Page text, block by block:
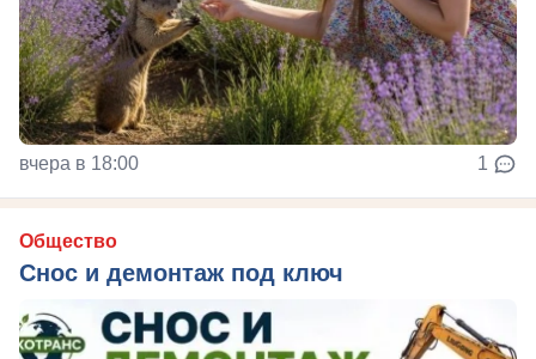
вчера в 18:00 1
Общество
Снос и демонтаж под ключ